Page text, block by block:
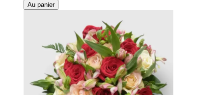
Au panier